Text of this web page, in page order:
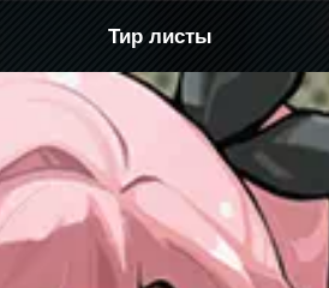
Тир листы